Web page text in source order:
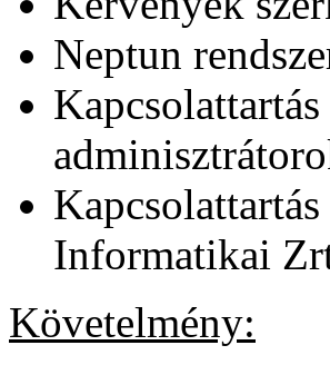
Neptun
Informatikai
Követelmény: